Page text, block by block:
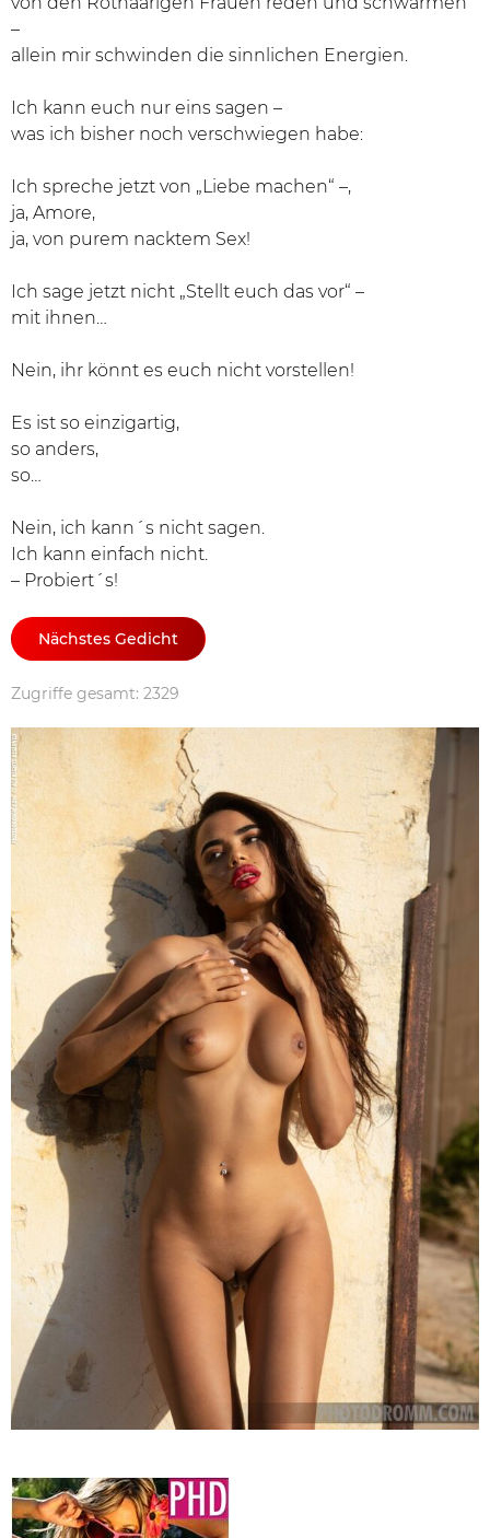
–
allein mir schwinden die sinnlichen Energien.
Ich kann euch nur eins sagen –
was ich bisher noch verschwiegen habe:
Ich spreche jetzt von „Liebe machen“ –,
ja, Amore,
ja, von purem nacktem Sex!
Ich sage jetzt nicht „Stellt euch das vor“ –
mit ihnen…
Nein, ihr könnt es euch nicht vorstellen!
Es ist so einzigartig,
so anders,
so…
Nein, ich kann´s nicht sagen.
Ich kann einfach nicht.
– Probiert´s!
Nächstes Gedicht
Zugriffe gesamt: 2329